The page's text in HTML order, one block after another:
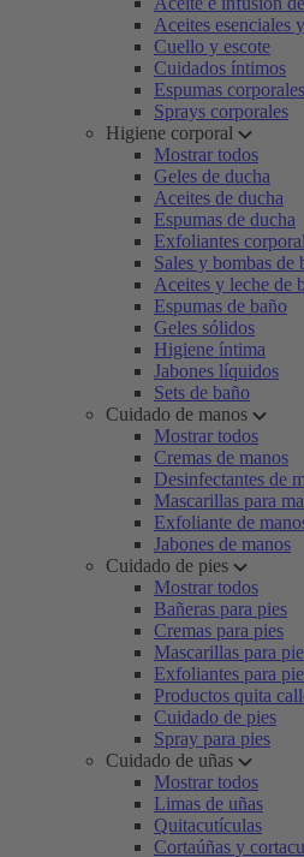
Aceites esenciales
Cuello y escote
Cuidados íntimos
Espumas corporales
Sprays corporales
Higiene corporal
Mostrar todos
Geles de ducha
Aceites de ducha
Espumas de ducha
Exfoliantes
Sales y bombas de
Aceites y leche de
Espumas de baño
Geles sólidos
Higiene íntima
Jabones líquidos
Sets de baño
Cuidado de manos
Mostrar todos
Cremas de manos
Desinfectantes de
Mascarillas para
Exfoliante de
Jabones de manos
Cuidado de pies
Mostrar todos
Bañeras para pies
Cremas para pies
Mascarillas para
Exfoliantes para
Productos quita
Cuidado de pies
Spray para pies
Cuidado de uñas
Mostrar todos
Limas de uñas
Quitacutículas
Cortaúñas y